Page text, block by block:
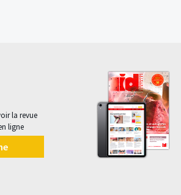
la revue
ligne